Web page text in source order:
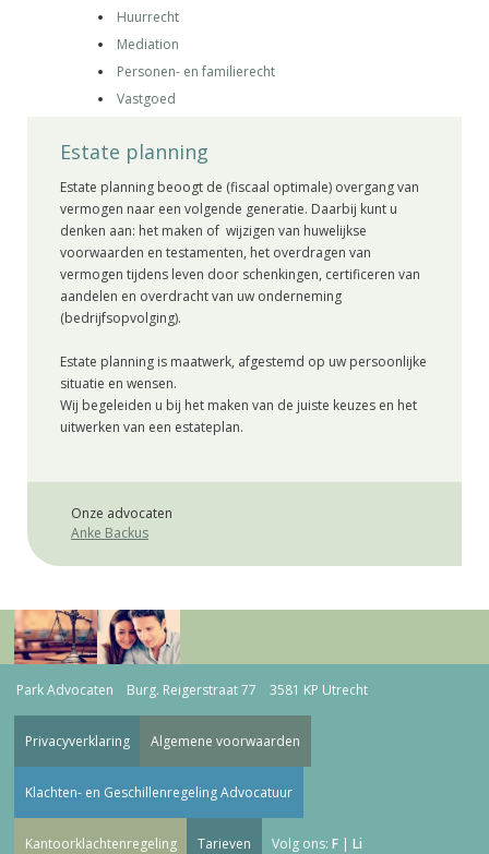
Huurrecht
Mediation
Personen- en familierecht
Vastgoed
Estate planning
Estate planning beoogt de (fiscaal optimale) overgang van
vermogen naar een volgende generatie. Daarbij kunt u
denken aan: het maken of wijzigen van huwelijkse
voorwaarden en testamenten, het overdragen van
vermogen tijdens leven door schenkingen, certificeren van
aandelen en overdracht van uw onderneming
(bedrijfsopvolging).
Estate planning is maatwerk, afgestemd op uw persoonlijke
situatie en wensen.
Wij begeleiden u bij het maken van de juiste keuzes en het
uitwerken van een estateplan.
Onze advocaten
Anke Backus
Park Advocaten Burg. Reigerstraat 77 3581 KP Utrecht
Privacyverklaring Algemene voorwaarden
Klachten- en Geschillenregeling Advocatuur
Kantoorklachtenregeling Tarieven Volg ons: F | Li